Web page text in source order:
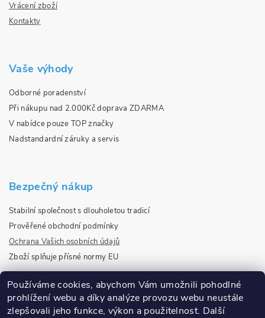
Vrácení zboží
Kontakty
Vaše výhody
Odborné poradenství
Při nákupu nad 2.000Kč doprava ZDARMA
V nabídce pouze TOP značky
Nadstandardní záruky a servis
Bezpečný nákup
Stabilní společnost s dlouholetou tradicí
Prověřené obchodní podmínky
Ochrana Vašich osobních údajů
Zboží splňuje přísné normy EU
Ověřeno našimi zákazníky
Používáme cookies, abychom Vám umožnili pohodlné
prohlížení webu a díky analýze provozu webu neustále
zlepšovali jeho funkce, výkon a použitelnost. Další